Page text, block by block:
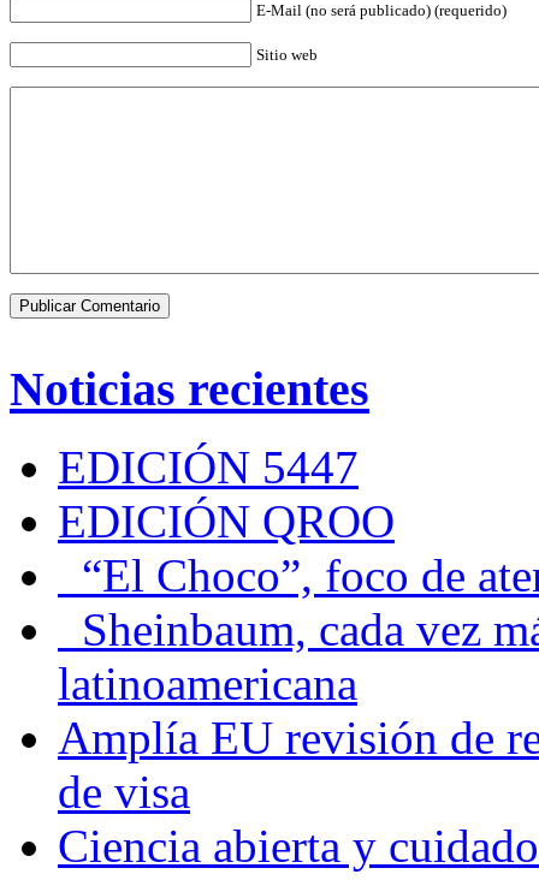
E-Mail (no será publicado) (requerido)
Sitio web
Noticias recientes
EDICIÓN 5447
EDICIÓN QROO
“El Choco”, foco de
Sheinbaum, cada vez
latinoamericana
Amplía EU revisión de
de visa
Ciencia abierta y